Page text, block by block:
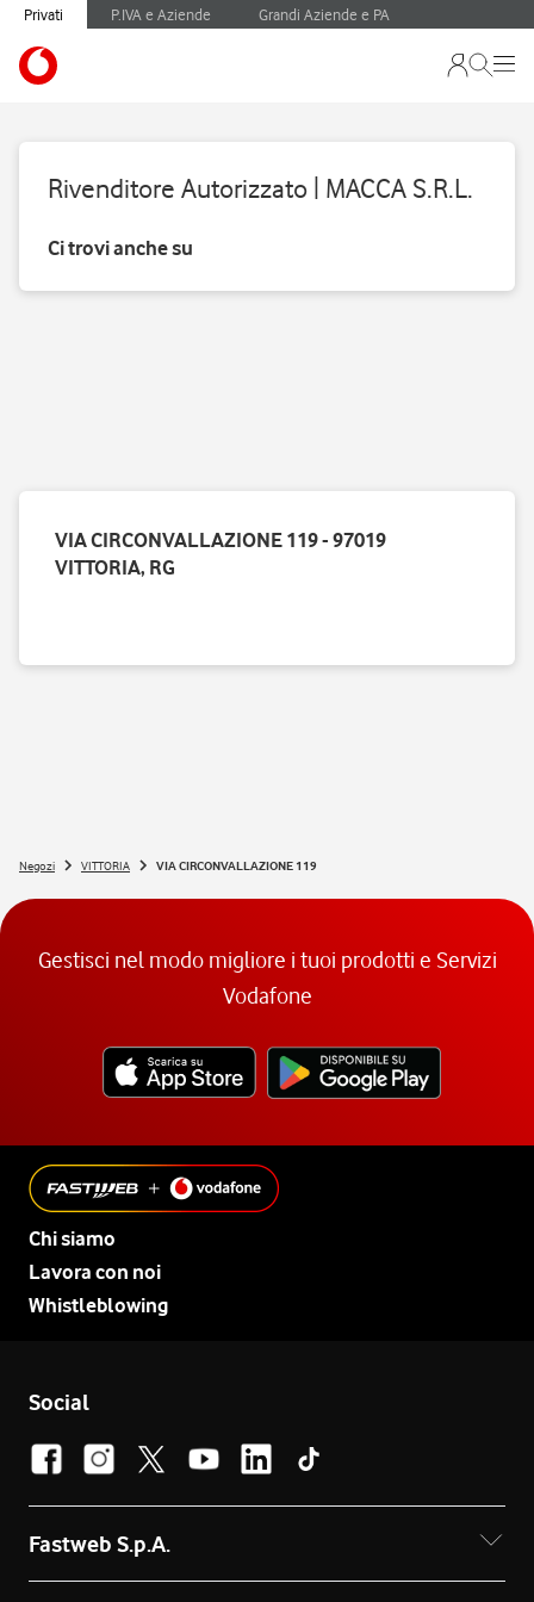
Privati P.IVA e Aziende Grandi Aziende e PA
Rivenditore Autorizzato | MACCA S.R.L.
Ci trovi anche su
VIA CIRCONVALLAZIONE 119 - 97019
VITTORIA, RG
Negozi VITTORIA VIA CIRCONVALLAZIONE 119
Gestisci nel modo migliore i tuoi prodotti e Servizi
Vodafone
Chi siamo
Lavora con noi
Whistleblowing
Social
Fastweb S.p.A.